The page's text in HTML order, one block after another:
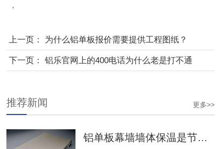
，
上一页： 为什么铝单板报价需要提供工程图纸？
下一页： 铝乐官网上的400电话为什么老是打不通
更多>>
推荐新闻